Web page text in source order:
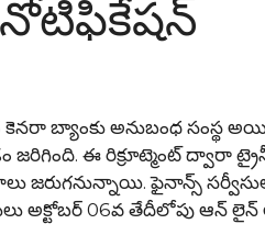
బ్యాంకు అనుబంధ సంస్థ
ఈ రిక్రూట్మెంట్ ద్వారా
జరుగనున్నాయి. ఫైనాన్స్
అక్టోబర్ 06వ తేదీలోపు ఆన్